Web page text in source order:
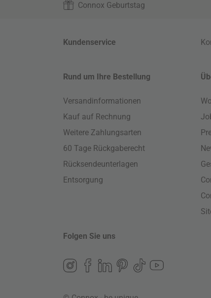
Connox Geburtstag
Kundenservice
Rund um Ihre Bestellung
Versandinformationen
Kauf auf Rechnung
Weitere Zahlungsarten
60 Tage Rückgaberecht
Rücksendeunterlagen
Entsorgung
Folgen Sie uns